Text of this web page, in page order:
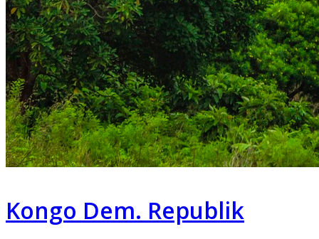
Kongo Dem. Republik